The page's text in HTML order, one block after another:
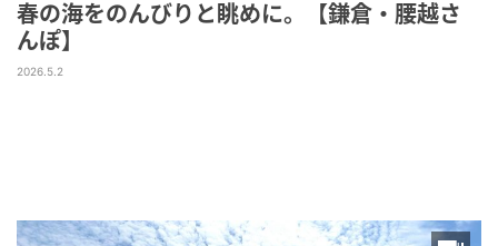
春の海をのんびりと眺めに。【鎌倉・腰越さ
んぽ】
2026.5.2